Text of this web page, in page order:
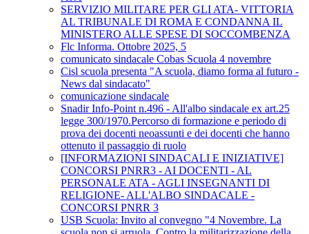
SERVIZIO MILITARE PER GLI ATA- VITTORIA
AL TRIBUNALE DI ROMA E CONDANNA IL
MINISTERO ALLE SPESE DI SOCCOMBENZA
Flc Informa. Ottobre 2025, 5
comunicato sindacale Cobas Scuola 4 novembre
Cisl scuola presenta "A scuola, diamo forma al futuro -
News dal sindacato"
comunicazione sindacale
Snadir Info-Point n.496 - All'albo sindacale ex art.25
legge 300/1970.Percorso di formazione e periodo di
prova dei docenti neoassunti e dei docenti che hanno
ottenuto il passaggio di ruolo
[INFORMAZIONI SINDACALI E INIZIATIVE]
CONCORSI PNRR3 - AI DOCENTI - AL
PERSONALE ATA - AGLI INSEGNANTI DI
RELIGIONE- ALL'ALBO SINDACALE -
CONCORSI PNRR 3
USB Scuola: Invito al convegno "4 Novembre. La